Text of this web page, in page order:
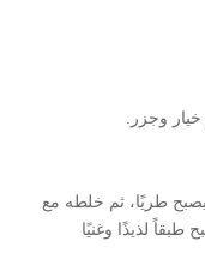
وجزر.
طريًا، ثم خلطه مع
طبقاً لذيذًا وغنيًا